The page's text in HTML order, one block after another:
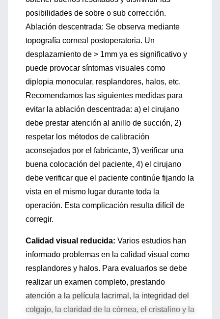
posibilidades de sobre o sub corrección.
Ablación descentrada: Se observa mediante
topografía corneal postoperatoria. Un
desplazamiento de > 1mm ya es significativo y
puede provocar síntomas visuales como
diplopia monocular, resplandores, halos, etc.
Recomendamos las siguientes medidas para
evitar la ablación descentrada: a) el cirujano
debe prestar atención al anillo de succión, 2)
respetar los métodos de calibración
aconsejados por el fabricante, 3) verificar una
buena colocación del paciente, 4) el cirujano
debe verificar que el paciente continúe fijando la
vista en el mismo lugar durante toda la
operación. Esta complicación resulta difícil de
corregir.
Calidad visual reducida: Varios estudios han
informado problemas en la calidad visual como
resplandores y halos. Para evaluarlos se debe
realizar un examen completo, prestando
atención a la película lacrimal, la integridad del
colgajo, la claridad de la córnea, el cristalino y la